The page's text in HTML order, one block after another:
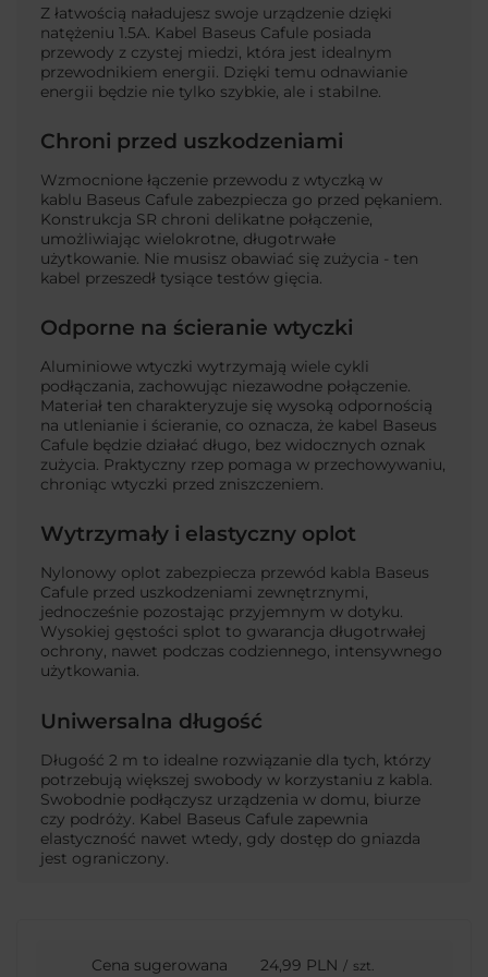
Z łatwością naładujesz swoje urządzenie dzięki
natężeniu 1.5A. Kabel Baseus Cafule posiada
przewody z czystej miedzi, która jest idealnym
przewodnikiem energii. Dzięki temu odnawianie
energii będzie nie tylko szybkie, ale i stabilne.
Chroni przed uszkodzeniami
Wzmocnione łączenie przewodu z wtyczką w
kablu Baseus Cafule zabezpiecza go przed pękaniem.
Konstrukcja SR chroni delikatne połączenie,
umożliwiając wielokrotne, długotrwałe
użytkowanie. Nie musisz obawiać się zużycia - ten
kabel przeszedł tysiące testów gięcia.
Odporne na ścieranie wtyczki
Aluminiowe wtyczki wytrzymają wiele cykli
podłączania, zachowując niezawodne połączenie.
Materiał ten charakteryzuje się wysoką odpornością
na utlenianie i ścieranie, co oznacza, że kabel Baseus
Cafule będzie działać długo, bez widocznych oznak
zużycia. Praktyczny rzep pomaga w przechowywaniu,
chroniąc wtyczki przed zniszczeniem.
Wytrzymały i elastyczny oplot
Nylonowy oplot zabezpiecza przewód kabla Baseus
Cafule przed uszkodzeniami zewnętrznymi,
jednocześnie pozostając przyjemnym w dotyku.
Wysokiej gęstości splot to gwarancja długotrwałej
ochrony, nawet podczas codziennego, intensywnego
użytkowania.
Uniwersalna długość
Długość 2 m to idealne rozwiązanie dla tych, którzy
potrzebują większej swobody w korzystaniu z kabla.
Swobodnie podłączysz urządzenia w domu, biurze
czy podróży. Kabel Baseus Cafule zapewnia
elastyczność nawet wtedy, gdy dostęp do gniazda
jest ograniczony.
Cena sugerowana 24,99 PLN / szt.